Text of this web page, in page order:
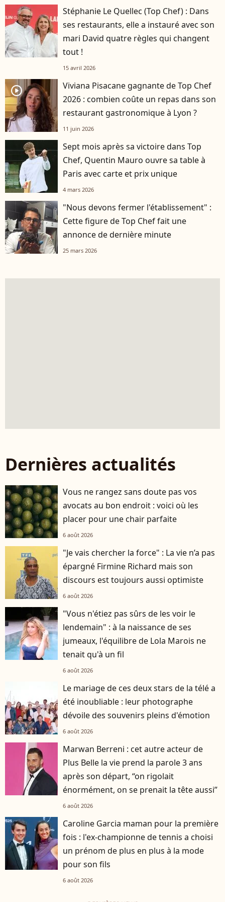
Stéphanie Le Quellec (Top Chef) : Dans
ses restaurants, elle a instauré avec son
mari David quatre règles qui changent
tout !
15 avril 2026
player2
Viviana Pisacane gagnante de Top Chef
2026 : combien coûte un repas dans son
restaurant gastronomique à Lyon ?
11 juin 2026
Sept mois après sa victoire dans Top
Chef, Quentin Mauro ouvre sa table à
Paris avec carte et prix unique
4 mars 2026
"Nous devons fermer l'établissement" :
Cette figure de Top Chef fait une
annonce de dernière minute
25 mars 2026
Dernières actualités
Vous ne rangez sans doute pas vos
avocats au bon endroit : voici où les
placer pour une chair parfaite
6 août 2026
"Je vais chercher la force" : La vie n’a pas
épargné Firmine Richard mais son
discours est toujours aussi optimiste
6 août 2026
"Vous n'étiez pas sûrs de les voir le
lendemain" : à la naissance de ses
jumeaux, l'équilibre de Lola Marois ne
tenait qu'à un fil
6 août 2026
Le mariage de ces deux stars de la télé a
été inoubliable : leur photographe
dévoile des souvenirs pleins d'émotion
6 août 2026
Marwan Berreni : cet autre acteur de
Plus Belle la vie prend la parole 3 ans
après son départ, “on rigolait
énormément, on se prenait la tête aussi”
6 août 2026
Caroline Garcia maman pour la première
fois : l'ex-championne de tennis a choisi
un prénom de plus en plus à la mode
pour son fils
6 août 2026